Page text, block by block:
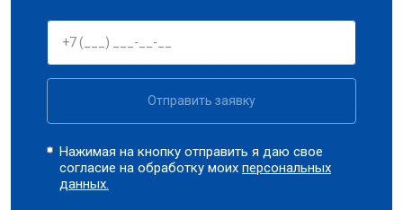
Отправить заявку
Нажимая на кнопку отправить я даю свое
согласие на обработку моихперсональных
данных.